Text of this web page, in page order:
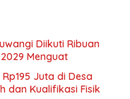
Diikuti Ribuan
Menguat
Juta di Desa
dan Kualifikasi Fisik